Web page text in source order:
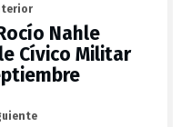
Nahle
Cívico Militar